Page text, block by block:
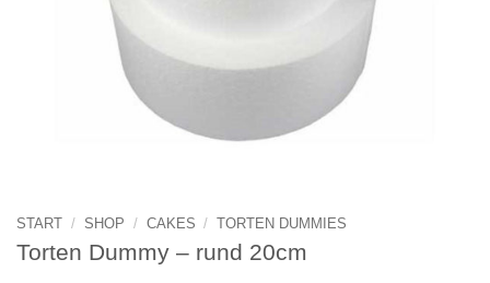
START / SHOP / CAKES / TORTEN DUMMIES
Torten Dummy – rund 20cm